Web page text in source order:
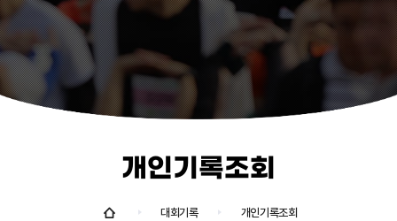
개인기록조회
대회기록 개인기록조회